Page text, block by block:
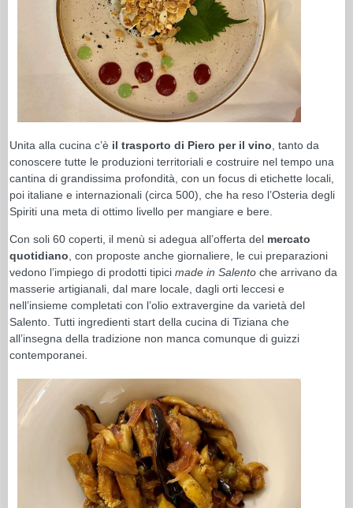
Unita alla cucina c’è il trasporto di Piero per il vino , tanto da
conoscere tutte le produzioni territoriali e costruire nel tempo una
cantina di grandissima profondità, con un focus di etichette locali,
poi italiane e internazionali (circa 500), che ha reso l’Osteria degli
Spiriti una meta di ottimo livello per mangiare e bere.
Con soli 60 coperti, il menù si adegua all’offerta del mercato
quotidiano , con proposte anche giornaliere, le cui preparazioni
vedono l’impiego di prodotti tipici made in Salento che arrivano da
masserie artigianali, dal mare locale, dagli orti leccesi e
nell’insieme completati con l’olio extravergine da varietà del
Salento. Tutti ingredienti start della cucina di Tiziana che
all’insegna della tradizione non manca comunque di guizzi
contemporanei.